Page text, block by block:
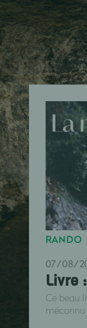
RANDO
07/08/
Livre
Ce beau
méconnu